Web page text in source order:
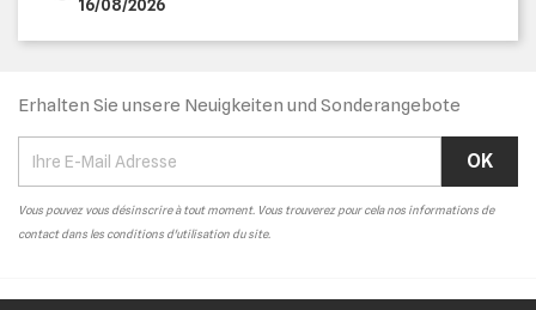
16/08/2026
Erhalten Sie unsere Neuigkeiten und Sonderangebote
Vous pouvez vous désinscrire à tout moment. Vous trouverez pour cela nos informations de
contact dans les conditions d'utilisation du site.